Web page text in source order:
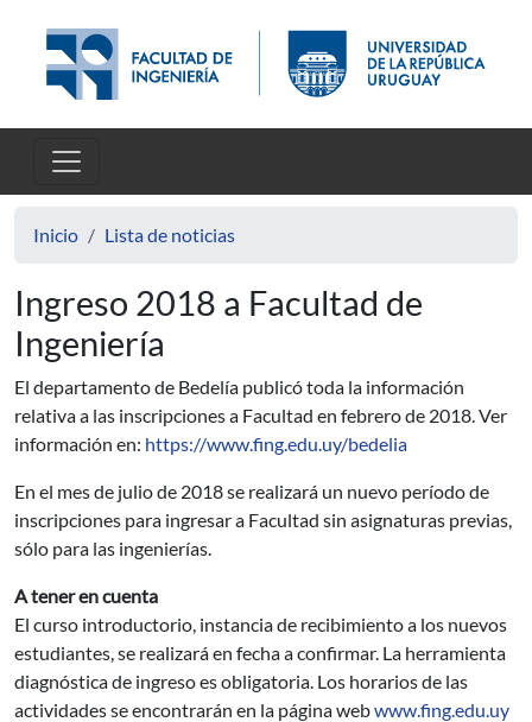
Inicio Lista de noticias
Ingreso 2018 a Facultad de
Ingeniería
El departamento de Bedelía publicó toda la información
relativa a las inscripciones a Facultad en febrero de 2018. Ver
información en: https://www.fing.edu.uy/bedelia
En el mes de julio de 2018 se realizará un nuevo período de
inscripciones para ingresar a Facultad sin asignaturas previas,
sólo para las ingenierías.
A tener en cuenta
El curso introductorio, instancia de recibimiento a los nuevos
estudiantes, se realizará en fecha a confirmar. La herramienta
diagnóstica de ingreso es obligatoria. Los horarios de las
actividades se encontrarán en la página webwww.fing.edu.uy